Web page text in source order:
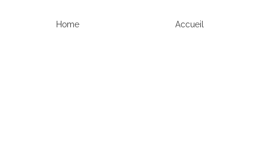
Home Accueil